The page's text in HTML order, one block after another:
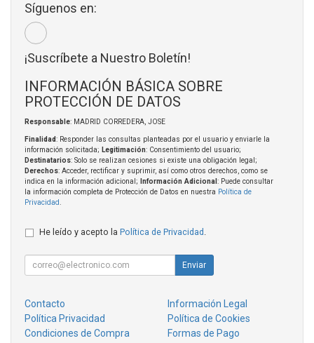
Síguenos en:
¡Suscríbete a Nuestro Boletín!
INFORMACIÓN BÁSICA SOBRE
PROTECCIÓN DE DATOS
Responsable: MADRID CORREDERA, JOSE
Finalidad: Responder las consultas planteadas por el usuario y enviarle la
información solicitada; Legitimación: Consentimiento del usuario;
Destinatarios: Solo se realizan cesiones si existe una obligación legal;
Derechos: Acceder, rectificar y suprimir, así como otros derechos, como se
indica en la información adicional;
Información Adicional : Puede consultar
la información completa de Protección de Datos en nuestra Política de
Privacidad.
He leído y acepto la Política de Privacidad .
Enviar
Contacto
Información Legal
Política Privacidad
Política de Cookies
Condiciones de Compra
Formas de Pago